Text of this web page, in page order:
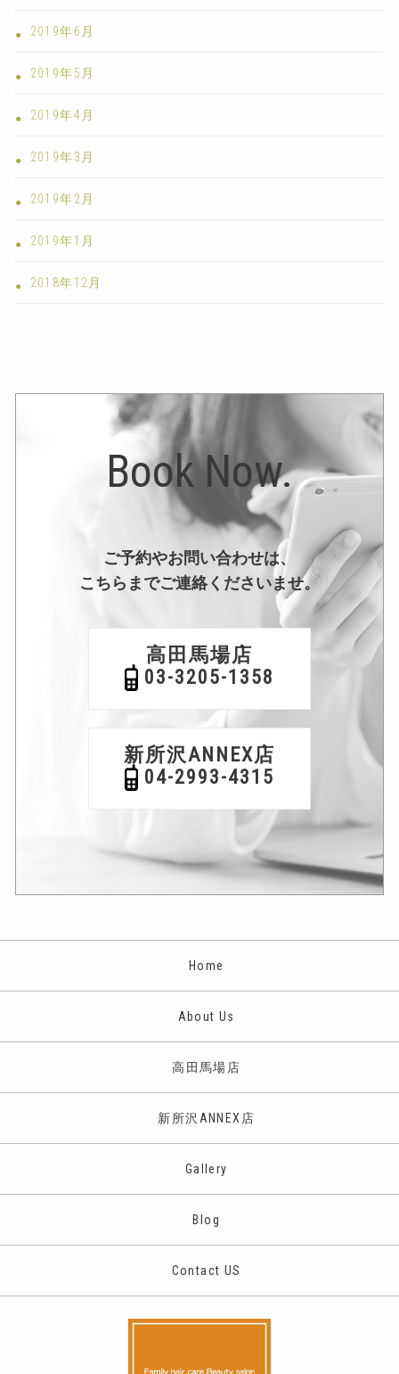
2019年6月
2019年5月
2019年4月
2019年3月
2019年2月
2019年1月
2018年12月
Book Now.
ご予約やお問い合わせは、
こちらまでご連絡くださいませ。
高田馬場店
03-3205-1358
新所沢ANNEX店
04-2993-4315
Home
About Us
高田馬場店
新所沢ANNEX店
Gallery
Blog
Contact US